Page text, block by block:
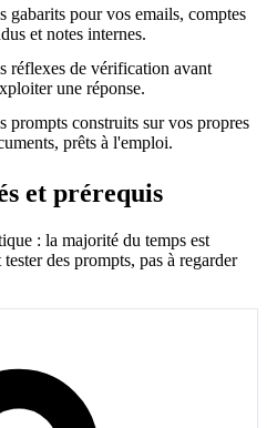
gabarits pour vos emails, comptes
et notes internes.
réflexes de vérification avant
une réponse.
prompts construits sur vos propres
prêts à l'emploi.
et prérequis
: la majorité du temps est
des prompts, pas à regarder